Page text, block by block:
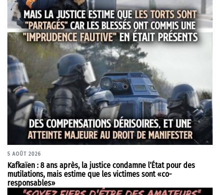
5 AOÛT 2026
Kafkaïen : 8 ans après, la justice condamne l’État pour des
mutilations, mais estime que les victimes sont «co-
responsables»